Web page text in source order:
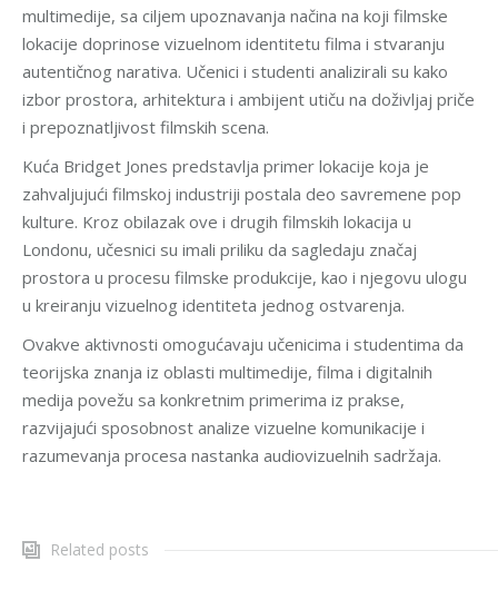
multimedije, sa ciljem upoznavanja načina na koji filmske
lokacije doprinose vizuelnom identitetu filma i stvaranju
autentičnog narativa. Učenici i studenti analizirali su kako
izbor prostora, arhitektura i ambijent utiču na doživljaj priče
i prepoznatljivost filmskih scena.
Kuća Bridget Jones predstavlja primer lokacije koja je
zahvaljujući filmskoj industriji postala deo savremene pop
kulture. Kroz obilazak ove i drugih filmskih lokacija u
Londonu, učesnici su imali priliku da sagledaju značaj
prostora u procesu filmske produkcije, kao i njegovu ulogu
u kreiranju vizuelnog identiteta jednog ostvarenja.
Ovakve aktivnosti omogućavaju učenicima i studentima da
teorijska znanja iz oblasti multimedije, filma i digitalnih
medija povežu sa konkretnim primerima iz prakse,
razvijajući sposobnost analize vizuelne komunikacije i
razumevanja procesa nastanka audiovizuelnih sadržaja.
Related posts